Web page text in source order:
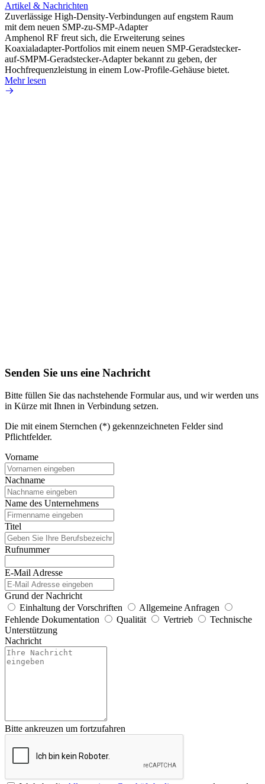
Artikel & Nachrichten
Zuverlässige High-Density-Verbindungen auf engstem Raum
mit dem neuen SMP-zu-SMP-Adapter
Amphenol RF freut sich, die Erweiterung seines
Koaxialadapter-Portfolios mit einem neuen SMP-Geradstecker-
auf-SMPM-Geradstecker-Adapter bekannt zu geben, der
Hochfrequenzleistung in einem Low-Profile-Gehäuse bietet.
Mehr lesen
Senden Sie uns eine Nachricht
Bitte füllen Sie das nachstehende Formular aus, und wir werden uns
in Kürze mit Ihnen in Verbindung setzen.
Die mit einem Sternchen (*) gekennzeichneten Felder sind
Pflichtfelder.
Vorname
Nachname
Name des Unternehmens
Titel
Rufnummer
E-Mail Adresse
Grund der Nachricht
Einhaltung der Vorschriften
Allgemeine Anfragen
Fehlende Dokumentation
Qualität Vertrieb
Technische
Unterstützung
Nachricht
Bitte ankreuzen um fortzufahren